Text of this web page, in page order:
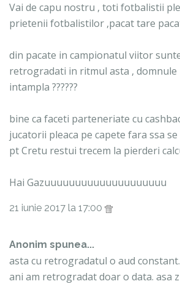
Vai de capu nostru , toti fotbalistii
prietenii fotbalistilor ,pacat tare pacat
din pacate in campionatul viitor
retrogradati in ritmul asta , domnule
intampla ??????
bine ca faceti parteneriate cu
jucatorii pleaca pe capete fara ssa
pt Cretu restui trecem la pierderi
Hai Gazuuuuuuuuuuuuuuuuuuuu
21 iunie 2017 la 17:00
Anonim spunea...
asta cu retrogradatul o aud
ani am retrogradat doar o data. asa